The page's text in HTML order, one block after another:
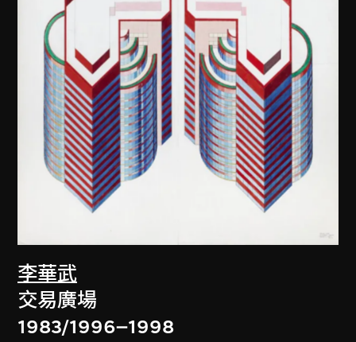
李華武
交易廣場
1983/1996–1998